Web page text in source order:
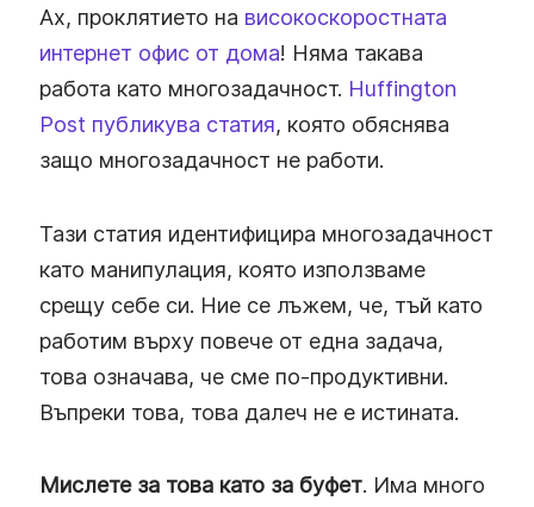
Ах, проклятието на високоскоростната
интернет офис от дома! Няма такава
работа като многозадачност. Huffington
Post публикува статия, която обяснява
защо многозадачност не работи.
Тази статия идентифицира многозадачност
като манипулация, която използваме
срещу себе си. Ние се лъжем, че, тъй като
работим върху повече от една задача,
това означава, че сме по-продуктивни.
Въпреки това, това далеч не е истината.
Мислете за това като за буфет. Има много